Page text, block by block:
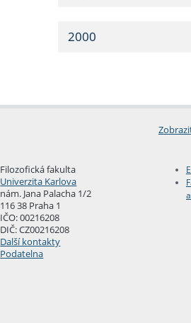
2000
Filozofická fakulta
Univerzita Karlova
nám. Jana Palacha 1/2
116 38 Praha 1
IČO: 00216208
DIČ: CZ00216208
Další kontakty
Podatelna